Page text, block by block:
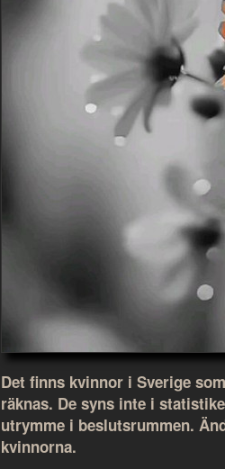
Det finns kvinnor i Sverige
räknas. De syns inte i
utrymme i beslutsrummen.
kvinnorna.